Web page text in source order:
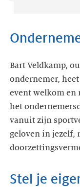
Bart Veldkamp,
ondernemer,
event welkom en
het
vanuit zijn
geloven in jezelf,
Stel je